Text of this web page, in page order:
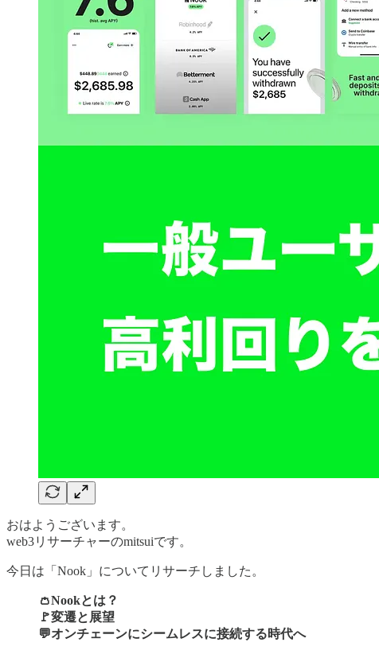
おはようございます。
web3リサーチャーのmitsuiです。
今日は「Nook」についてリサーチしました。
👛Nookとは？
🚩変遷と展望
💬オンチェーンにシームレスに接続する時代へ